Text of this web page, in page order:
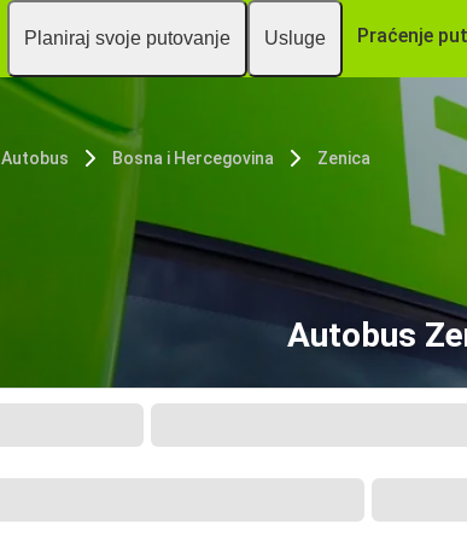
Planiraj svoje putovanje Usluge Praćenje
Autobus Bosna i Hercegovina Zenica
Autobus